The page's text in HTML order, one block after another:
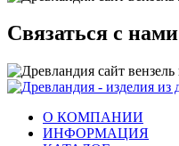
Связаться с нами
О КОМПАНИИ
ИНФОРМАЦИЯ